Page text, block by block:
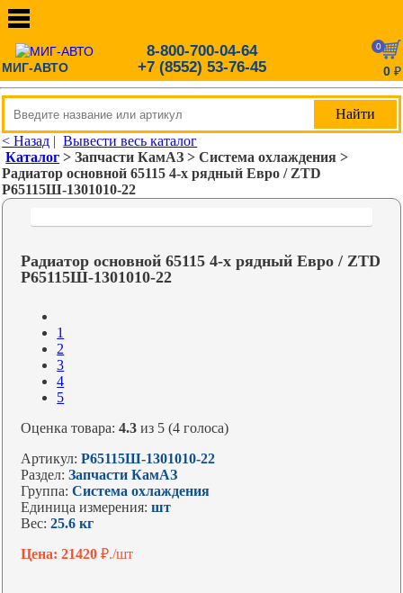
МИГ-АВТО
8-800-700-04-64
+7 (8552) 53-76-45
0
0 ₽
< Назад |Вывести весь каталог
Каталог > Запчасти КамАЗ > Система охлаждения >
Радиатор основной 65115 4-х рядный Евро / ZTD
Р65115Ш-1301010-22
Радиатор основной 65115 4-х рядный Евро / ZTD
Р65115Ш-1301010-22
1
2
3
4
5
Оценка товара:4.3 из 5 (4 голоса)
Артикул:Р65115Ш-1301010-22
Раздел:Запчасти КамАЗ
Группа:Система охлаждения
Единица измерения:шт
Вес:25.6 кг
Цена: 21420₽./шт